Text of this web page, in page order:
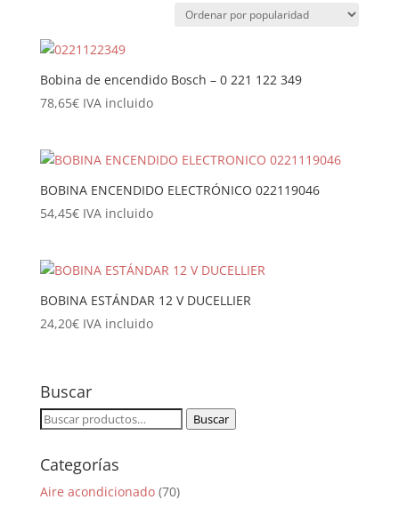
popularidad
Bobina de encendido Bosch – 0 221 122 349
78,65€ IVA incluido
BOBINA ENCENDIDO ELECTRÓNICO 022119046
54,45€ IVA incluido
BOBINA ESTÁNDAR 12 V DUCELLIER
24,20€ IVA incluido
Buscar
Buscar
Buscar
Categorías
Aire acondicionado (70)